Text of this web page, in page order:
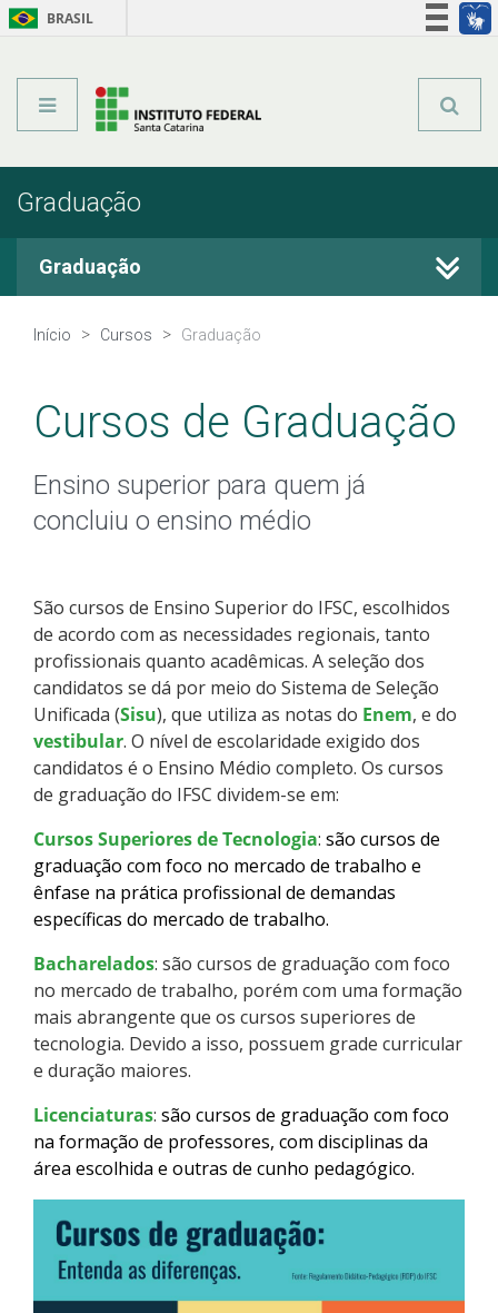
BRASIL
Graduação
Graduação
Cursos Técnicos
Qualificação Profissional
Pós-graduação
Educação de Jovens e Adultos
Transferências e retornos
PartiuIF
Parcerias
Processo de Inscrição
Resultados
Como posso estudar no IFSC?
Calendário de inscrições
Processos Seletivos
Cotas
Orientações para comprovação de cotas
Início Cursos Graduação
Cursos de Graduação
Ensino superior para quem já
concluiu o ensino médio
São cursos de Ensino Superior do IFSC, escolhidos
de acordo com as necessidades regionais, tanto
profissionais quanto acadêmicas. A seleção dos
candidatos se dá por meio do Sistema de Seleção
Unificada (Sisu), que utiliza as notas do Enem, e do
vestibular. O nível de escolaridade exigido dos
candidatos é o Ensino Médio completo. Os cursos
de graduação do IFSC dividem-se em:
Cursos Superiores de Tecnologia: são cursos de
graduação com foco no mercado de trabalho e
ênfase na prática profissional de demandas
específicas do mercado de trabalho.
Bacharelados: são cursos de graduação com foco
no mercado de trabalho, porém com uma formação
mais abrangente que os cursos superiores de
tecnologia. Devido a isso, possuem grade curricular
e duração maiores.
Licenciaturas: são cursos de graduação com foco
na formação de professores, com disciplinas da
área escolhida e outras de cunho pedagógico.